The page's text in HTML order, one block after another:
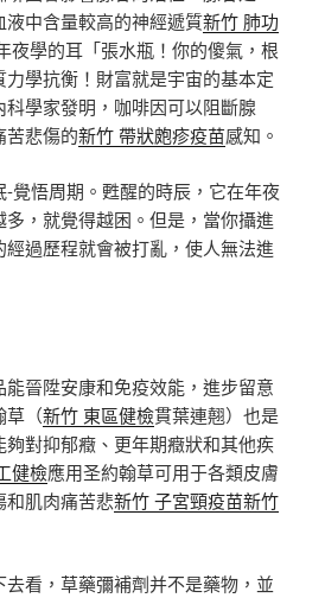
中含量較高的神經遞質新竹 肺功
夜學的耳「張水瓶！你的傻氣，根
學抗衡！財富就是宇宙的基本定
學家發明，咖啡因可以阻斷腺
苦悲傷的新竹 帶狀皰疹疫苗感知。
-覺悟周期。甦醒的時辰，它在年夜
，就覺得越困。但是，當你攝進
過歷程就會被打亂，使人無法進
能晉陞安康和免疫效能，進步留意
草（新竹 東區健檢貫葉連翹）也是
對抑郁癥、更年期癥狀和其他疾
健檢應用圣約翰草可用于各類皮膚
肌肉痛苦悲新竹 子宮頸疫苗新竹
去看，草藥彌補劑并不是藥物，並